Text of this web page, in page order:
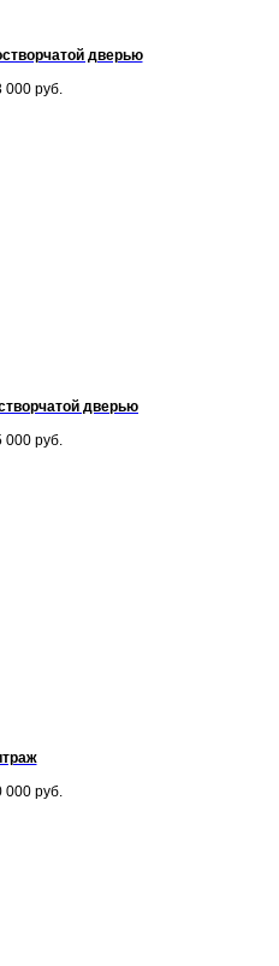
дверью
000 руб.
дверью
000 руб.
000 руб.